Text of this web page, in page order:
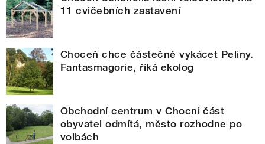
11 cvičebních zastavení
Choceň chce částečně vykácet Peliny.
Fantasmagorie, říká ekolog
Obchodní centrum v Chocni část
obyvatel odmítá, město rozhodne po
volbách